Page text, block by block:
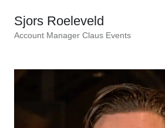
Sjors Roeleveld
Account Manager Claus Events